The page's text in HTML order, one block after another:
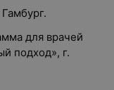
для врачей
подход», г.